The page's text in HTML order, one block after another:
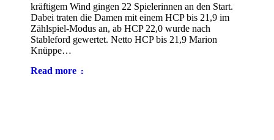
kräftigem Wind gingen 22 Spielerinnen an den Start.
Dabei traten die Damen mit einem HCP bis 21,9 im
Zählspiel-Modus an, ab HCP 22,0 wurde nach
Stableford gewertet. Netto HCP bis 21,9 Marion
Knüppe…
Read more